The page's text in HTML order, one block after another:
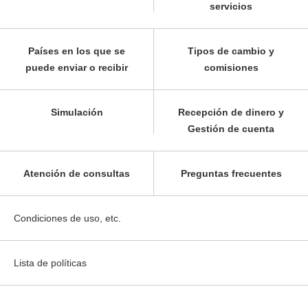
servicios
Países en los que se
puede enviar o recibir
Tipos de cambio y
comisiones
Simulación
Recepción de dinero y
Gestión de cuenta
Atención de consultas Preguntas frecuentes
Condiciones de uso, etc.
Lista de políticas